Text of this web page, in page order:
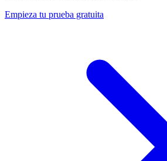
Empieza tu prueba gratuita